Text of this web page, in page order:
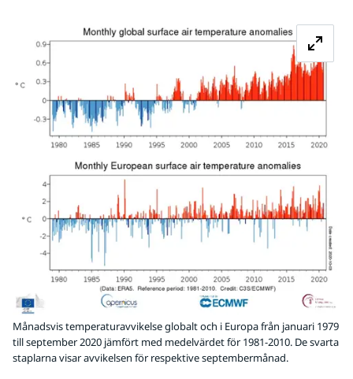
Månadsvis temperaturavvikelse globalt och i Europa från januari 1979
till september 2020 jämfört med medelvärdet för 1981-2010. De svarta
staplarna visar avvikelsen för respektive septembermånad.